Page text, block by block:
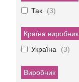
Так
3
Країна виробник
Україна
3
Виробник